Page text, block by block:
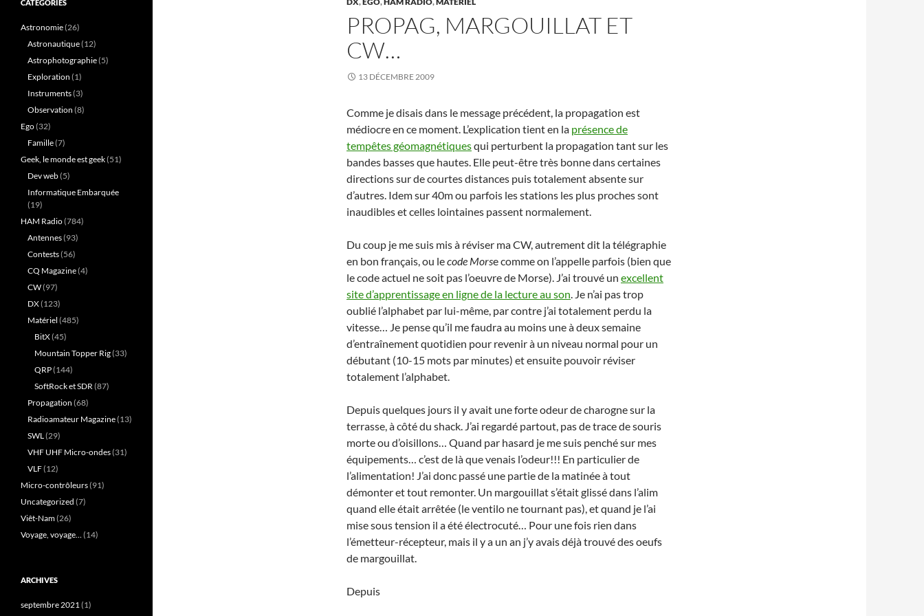
PROPAG, MARGOUILLAT ET
CW…
13 DÉCEMBRE 2009
Comme je disais dans le message précédent, la propagation est
médiocre en ce moment. L’explication tient en la présence de
tempêtes géomagnétiquesqui perturbent la propagation tant sur les
bandes basses que hautes. Elle peut-être très bonne dans certaines
directions sur de courtes distances puis totalement absente sur
d’autres. Idem sur 40m ou parfois les stations les plus proches sont
inaudibles et celles lointaines passent normalement.
Du coup je me suis mis à réviser ma CW, autrement dit la télégraphie
en bon français, ou lecode Morse comme on l’appelle parfois (bien que
le code actuel ne soit pas l’oeuvre de Morse). J’ai trouvé un excellent
site d’apprentissage en ligne de la lecture au son. Je n’ai pas trop
oublié l’alphabet par lui-même, par contre j’ai totalement perdu la
vitesse… Je pense qu’il me faudra au moins une à deux semaine
d’entraînement quotidien pour revenir à un niveau normal pour un
débutant (10-15 mots par minutes) et ensuite pouvoir réviser
totalement l’alphabet.
Depuis quelques jours il y avait une forte odeur de charogne sur la
terrasse, à côté du shack. J’ai regardé partout, pas de trace de souris
morte ou d’oisillons… Quand par hasard je me suis penché sur mes
équipements… c’est de là que venais l’odeur!!! En particulier de
l’alimentation! J’ai donc passé une partie de la matinée à tout
démonter et tout remonter. Un margouillat s’était glissé dans l’alim
quand elle était arrêtée (le ventilo ne tournant pas), et quand je l’ai
mise sous tension il a été électrocuté… Pour une fois rien dans
l’émetteur-récepteur, mais il y a un an j’y avais déjà trouvé des oeufs
de margouillat.
Depuis
CATÉGORIES
Astronomie(26)
Astronautique(12)
Astrophotographie(5)
Exploration (1)
Instruments(3)
Observation (8)
Ego(32)
Famille(7)
Geek, le monde est geek(51)
Dev web(5)
Informatique Embarquée
(19)
HAM Radio(784)
Antennes(93)
Contests(56)
CQ Magazine(4)
CW(97)
DX(123)
Matériel (485)
BitX(45)
Mountain Topper Rig(33)
QRP(144)
SoftRock et SDR(87)
Propagation (68)
Radioamateur Magazine(13)
SWL(29)
VHF UHF Micro-ondes(31)
VLF(12)
Micro-contrôleurs(91)
Uncategorized (7)
Viêt-Nam(26)
Voyage, voyage…(14)
ARCHIVES
septembre 2021(1)